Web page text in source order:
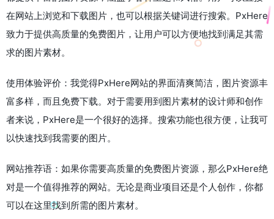
在网站上浏览和下载图片，也可以根据关键词进行搜索。PxHere
致力于提供高质量的免费图片，让用户可以方便地找到满足其需
求的图片素材。
使用体验评价：我觉得PxHere网站的界面清爽简洁，图片资源丰
富多样，而且免费下载。对于需要用到图片素材的设计师和创作
者来说，PxHere是一个很好的选择。搜索功能也很方便，让我可
以快速找到我需要的图片。
网站推荐语：如果你需要高质量的免费图片资源，那么PxHere绝
对是一个值得推荐的网站。无论是商业项目还是个人创作，你都
可以在这里找到所需的图片素材。